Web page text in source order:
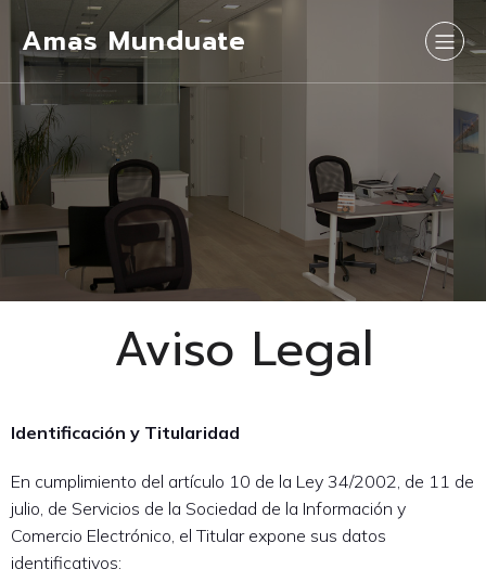
Amas Munduate
Aviso Legal
Identificación y Titularidad
En cumplimiento del artículo 10 de la Ley 34/2002, de 11 de
julio, de Servicios de la Sociedad de la Información y
Comercio Electrónico, el Titular expone sus datos
identificativos: